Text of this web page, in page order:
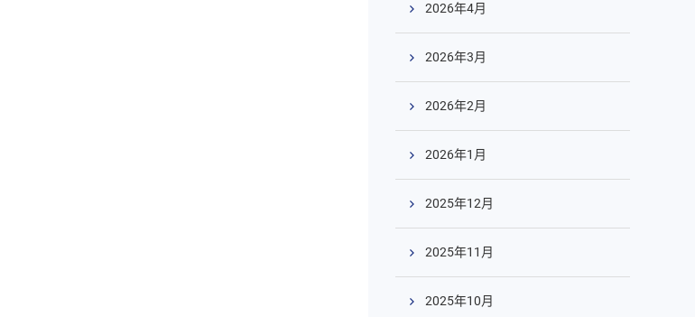
2026年4月
2026年3月
2026年2月
2026年1月
2025年12月
2025年11月
2025年10月